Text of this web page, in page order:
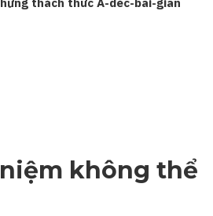
không thể